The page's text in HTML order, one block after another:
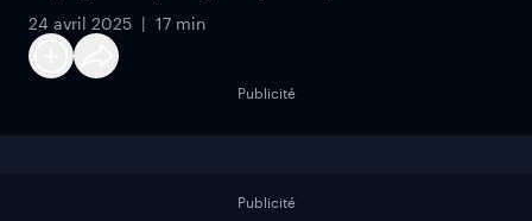
24 avril 2025 17 min
Publicité
Publicité